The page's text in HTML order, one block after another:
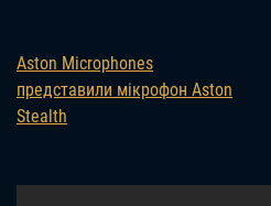
Aston Microphones
представили мікрофон Aston
Stealth